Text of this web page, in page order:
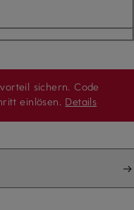
sichern. Code
einlösen. Details